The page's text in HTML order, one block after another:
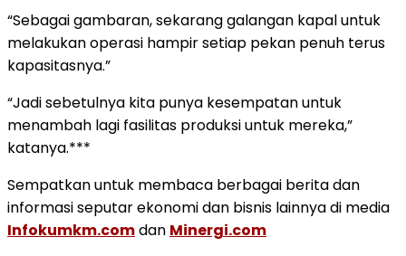
“Sebagai gambaran, sekarang galangan kapal untuk
melakukan operasi hampir setiap pekan penuh terus
kapasitasnya.”
“Jadi sebetulnya kita punya kesempatan untuk
menambah lagi fasilitas produksi untuk mereka,”
katanya.***
Sempatkan untuk membaca berbagai berita dan
informasi seputar ekonomi dan bisnis lainnya di media
Infokumkm.comdan Minergi.com